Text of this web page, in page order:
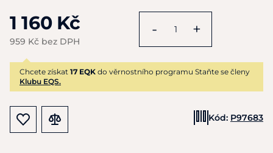
1 160 Kč
959 Kč bez DPH
- +
Chcete získat 17 EQK do věrnostního programu Staňte se členy
Klubu EQS.
Kód: P97683